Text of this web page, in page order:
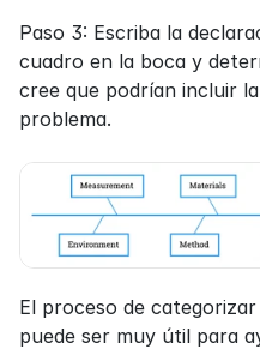
Paso 3: Escriba la
cuadro en la boca y
cree que podrían incluir
problema.
El proceso de
puede ser muy útil para